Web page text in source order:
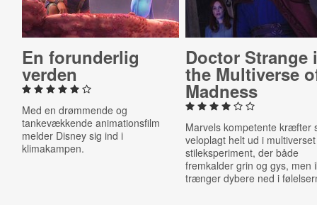
En forun­der­lig
verden
Med en drømmende og
tankevækkende animationsfilm
melder Disney sig ind i
klimakampen.
Doctor Strange
the Mul­ti­verse
Madness
Marvels kompetente kræfter
veloplagt helt ud i
stileksperiment, der både
fremkalder grin og gys, men
trænger dybere ned i